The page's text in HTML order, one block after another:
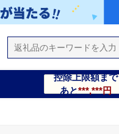
控除上限額まで
あと***,***円